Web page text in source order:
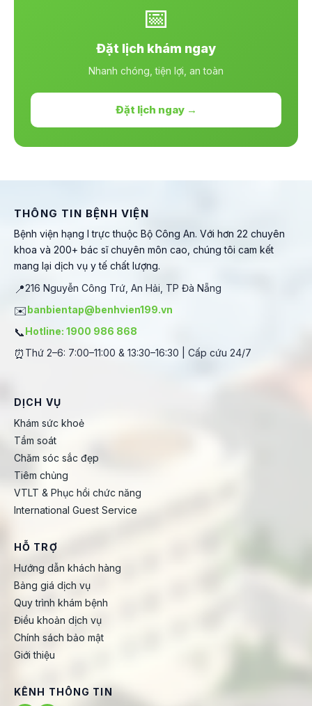
📅
Đặt lịch khám ngay
Nhanh chóng, tiện lợi, an toàn
Đặt lịch ngay →
THÔNG TIN BỆNH VIỆN
Bệnh viện hạng I trực thuộc Bộ Công An. Với hơn 22 chuyên
khoa và 200+ bác sĩ chuyên môn cao, chúng tôi cam kết
mang lại dịch vụ y tế chất lượng.
📍216 Nguyễn Công Trứ, An Hải, TP Đà Nẵng
✉️banbientap@benhvien199.vn
📞Hotline: 1900 986 868
⏰ Thứ 2–6: 7:00–11:00 & 13:30–16:30 | Cấp cứu 24/7
DỊCH VỤ
Khám sức khoẻ
Tầm soát
Chăm sóc sắc đẹp
Tiêm chủng
VTLT & Phục hồi chức năng
International Guest Service
HỖ TRỢ
Hướng dẫn khách hàng
Bảng giá dịch vụ
Quy trình khám bệnh
Điều khoản dịch vụ
Chính sách bảo mật
Giới thiệu
KÊNH THÔNG TIN